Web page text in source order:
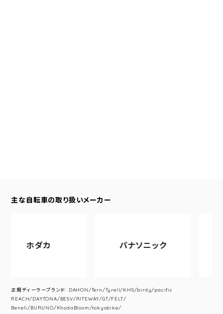
主な自転車の取り扱いメーカー
ホダカ パナソニック
正規ディーラーブランド: DAHON/Tern/Tyrell/KHS/birdy/pacific
REACH/DAYTONA/BESV/RITEWAY/GT/FELT/
Beneli/BURUNO/KhodaBloom/tokyobike/